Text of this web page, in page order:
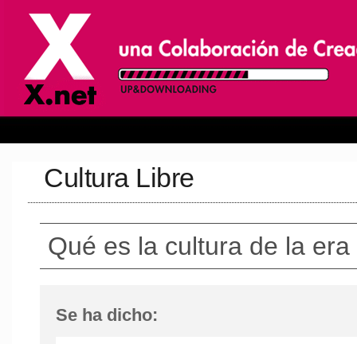
Cultura Libre
Qué es la cultura de la era
Se ha dicho: